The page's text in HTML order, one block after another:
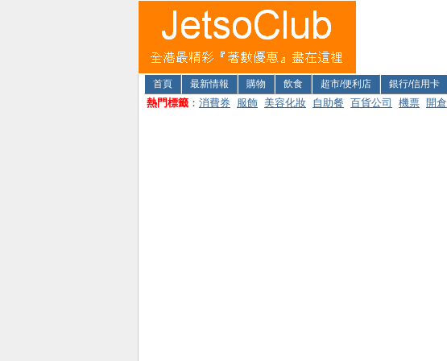
首頁 最新情報 購物 飲食 超市/便利店 銀行/信用卡
熱門標籤 ： 消費券 服飾 美容化妝 自助餐 百貨公司 機票 開倉